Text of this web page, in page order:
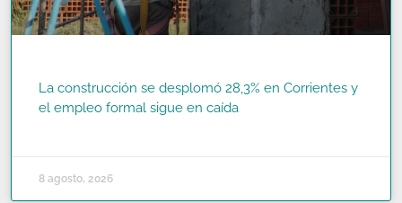
La construcción se desplomó 28,3% en Corrientes y
el empleo formal sigue en caída
8 agosto, 2026